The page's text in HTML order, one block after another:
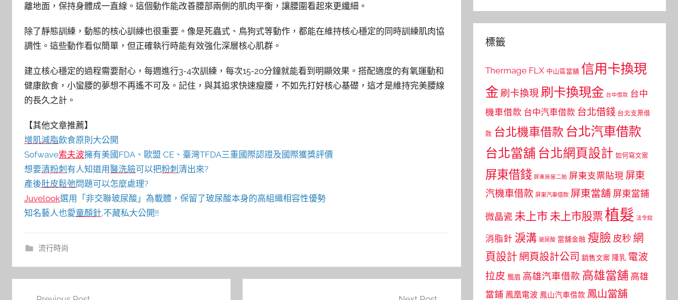
離地面，保持身體成一直線。這個動作能改善腰部兩側的肌肉平衡，讓腰圍看起來更纖細。
除了靜態訓練，動態的核心訓練也很重要。像是死蟲式、鳥狗式等動作，都能在維持核心穩定的同時訓練肌肉協
調性。這些動作看似簡單，但正確執行時能有效強化深層核心肌群。
建立核心穩定的過程需要耐心，每週進行3-4次訓練，每次15-20分鐘就能看到明顯效果。搭配適度的有氧運動和
健康飲食，小蠻腰的夢想不再遙不可及。記住，與其追求快速瘦腰，不如先打好核心基礎，這才是維持完美腰線
的長久之計。
【其他文章推薦】
增肌減脂飲食原則大公開
Sofwave索夫波擁有美國FDA、歐盟 CE、臺灣TFDA三重國際認證及國際獲獎評價
想要清粉刺 有人知道用醫洗臉可以把粉刺 清出來?
產後肚皮鬆弛問題可以怎麼處理?
Juvelook選用「非交聯玻尿酸」為載體，保留了玻尿酸本身的高組織相容性優勢
知名藝人也愛童顏針,不藏私大公開!!
流行時尚
標籤
Thermage FLX 中山區當舖 信用卡換現
金 刷卡換現 刷卡換現金 台中借款 台中
機車借款 台中汽車借款 台北借錢 台北支票借
款 台北機車借款 台北汽車借款
台北當舖 台北網頁設計 如何寫文案
屏東借錢 屏東房屋二胎 屏東支票貼現 屏東
汽機車借款 屏東汽車借款 屏東當舖 屏東當鋪
微晶瓷 未上市 未上市股票植髮 法令紋
消脂針 淚溝 玻尿酸 當舖金融 瘦臉 皮秒 網
頁設計 網頁設計公司 銷售文案 隆乳 電波
拉皮 飄眉 高雄汽車借款 高雄當舖 高雄
當鋪 鳳凰電波 鳳山汽車借款 鳳山當舖